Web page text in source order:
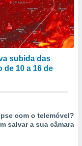
subida das
de 10 a 16 de
com o telemóvel?
salvar a sua câmara